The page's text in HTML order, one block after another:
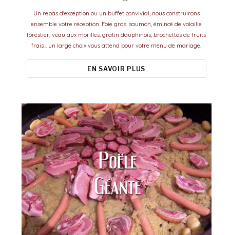
Un repas d'exception ou un buffet convivial, nous construirons
ensemble votre réception. Foie gras, saumon, émincé de volaille
forestier, veau aux morilles, gratin dauphinois, brochettes de fruits
frais... un large choix vous attend pour votre menu de mariage.
EN SAVOIR PLUS